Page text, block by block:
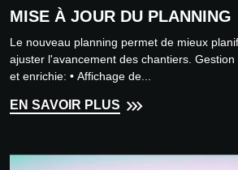
MISE À JOUR DU PLANNING
Le nouveau planning permet de mieux
ajuster l'avancement des chantiers.
et enrichie: • Affichage de...
EN SAVOIR PLUS